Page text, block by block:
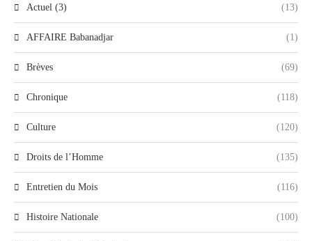
Actuel (3) (13)
AFFAIRE Babanadjar (1)
Brèves (69)
Chronique (118)
Culture (120)
Droits de l’Homme (135)
Entretien du Mois (116)
Histoire Nationale (100)